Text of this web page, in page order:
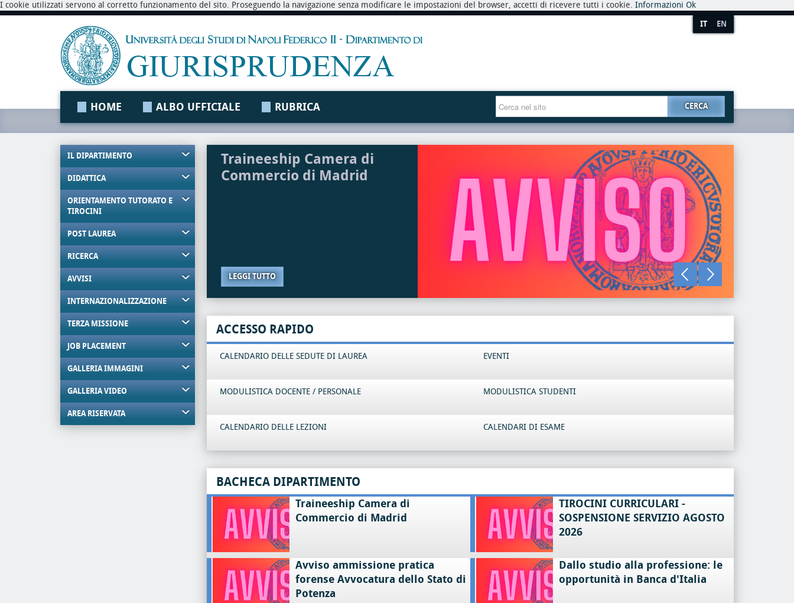
I cookie utilizzati servono al corretto funzionamento del sito. Proseguendo la navigazione senza modificare le impostazioni del browser, accetti di ricevere tutti i cookie. Informazioni Ok
IT EN
HOME ALBO UFFICIALE RUBRICA CERCA
IL DIPARTIMENTO
DIDATTICA
ORIENTAMENTO TUTORATO E
TIROCINI
POST LAUREA
RICERCA
AVVISI
INTERNAZIONALIZZAZIONE
TERZA MISSIONE
JOB PLACEMENT
GALLERIA IMMAGINI
GALLERIA VIDEO
AREA RISERVATA
Traineeship Camera di
Commercio di Madrid
LEGGI TUTTO
ACCESSO RAPIDO
CALENDARIO DELLE SEDUTE DI LAUREA EVENTI
MODULISTICA DOCENTE / PERSONALE MODULISTICA STUDENTI
CALENDARIO DELLE LEZIONI CALENDARI DI ESAME
BACHECA DIPARTIMENTO
Traineeship Camera di
Commercio di Madrid
TIROCINI CURRICULARI -
SOSPENSIONE SERVIZIO AGOSTO
2026
Avviso ammissione pratica
forense Avvocatura dello Stato di
Potenza
Dallo studio alla professione: le
opportunità in Banca d'Italia